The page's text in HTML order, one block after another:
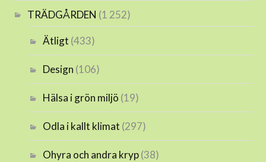
TRÄDGÅRDEN (1 252)
Ätligt (433)
Design (106)
Hälsa i grön miljö (19)
Odla i kallt klimat (297)
Ohyra och andra kryp(38)